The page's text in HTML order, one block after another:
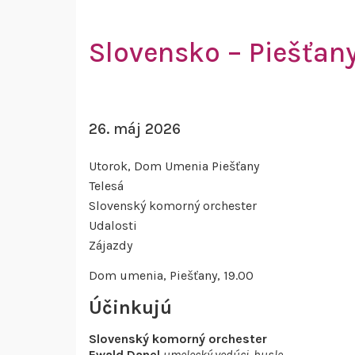
Slovensko –
26. máj 2026
Utorok, Dom Umenia Piešťany
Telesá
Slovenský komorný orchester
Udalosti
Zájazdy
Dom umenia, Piešťany, 19.00
Účinkujú
Slovenský komorný orchester